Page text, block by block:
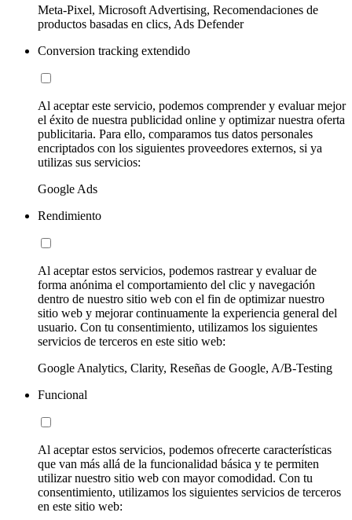
Meta-Pixel, Microsoft Advertising, Recomendaciones de
productos basadas en clics, Ads Defender
Conversion tracking extendido
Al aceptar este servicio, podemos comprender y evaluar mejor
el éxito de nuestra publicidad online y optimizar nuestra oferta
publicitaria. Para ello, comparamos tus datos personales
encriptados con los siguientes proveedores externos, si ya
utilizas sus servicios:
Google Ads
Rendimiento
Al aceptar estos servicios, podemos rastrear y evaluar de
forma anónima el comportamiento del clic y navegación
dentro de nuestro sitio web con el fin de optimizar nuestro
sitio web y mejorar continuamente la experiencia general del
usuario. Con tu consentimiento, utilizamos los siguientes
servicios de terceros en este sitio web:
Google Analytics, Clarity, Reseñas de Google, A/B-Testing
Funcional
Al aceptar estos servicios, podemos ofrecerte características
que van más allá de la funcionalidad básica y te permiten
utilizar nuestro sitio web con mayor comodidad. Con tu
consentimiento, utilizamos los siguientes servicios de terceros
en este sitio web: